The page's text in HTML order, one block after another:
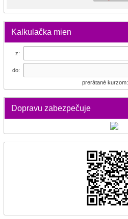
Kalkulačka mien
z:
do:
prerátané kurzom:
Dopravu zabezpečuje